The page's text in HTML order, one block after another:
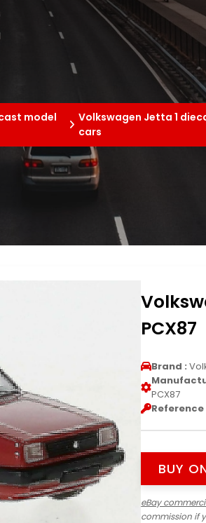
model
Volkswagen Jetta 1
cars
PCX87
Brand :
PCX87
Reference
BUY
eBay
commission if